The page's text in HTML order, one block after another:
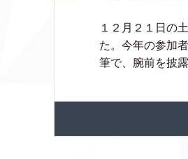
１２月２１日の
た。今年の参加
筆で、腕前を披